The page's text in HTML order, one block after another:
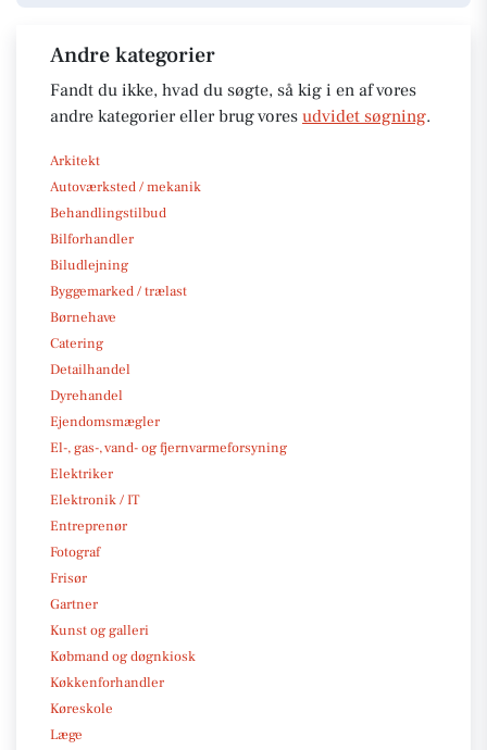
Andre kategorier
Fandt du ikke, hvad du søgte, så kig i en af vores
andre kategorier eller brug vores udvidet søgning.
Arkitekt
Autoværksted / mekanik
Behandlingstilbud
Bilforhandler
Biludlejning
Byggemarked / trælast
Børnehave
Catering
Detailhandel
Dyrehandel
Ejendomsmægler
El-, gas-, vand- og fjernvarmeforsyning
Elektriker
Elektronik / IT
Entreprenør
Fotograf
Frisør
Gartner
Kunst og galleri
Købmand og døgnkiosk
Køkkenforhandler
Køreskole
Læge